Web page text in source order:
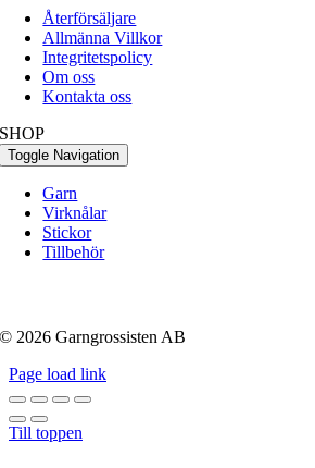
Återförsäljare
Allmänna Villkor
Integritetspolicy
Om oss
Kontakta oss
SHOP
Toggle Navigation
Garn
Virknålar
Stickor
Tillbehör
© 2026 Garngrossisten AB
Page load link
Till toppen